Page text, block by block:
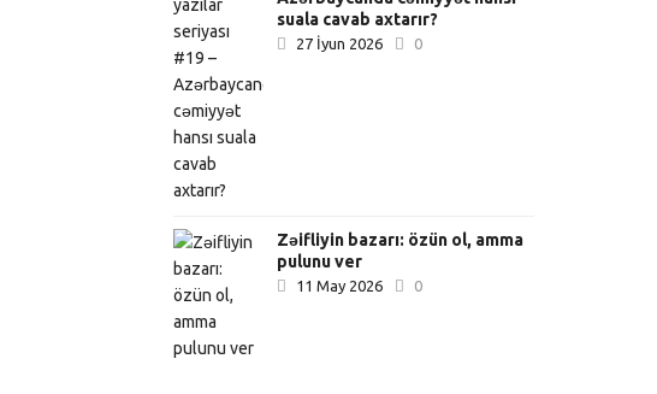
suala cavab axtarır?
27 İyun 2026 0
Zəifliyin bazarı: özün ol, amma
pulunu ver
11 May 2026 0